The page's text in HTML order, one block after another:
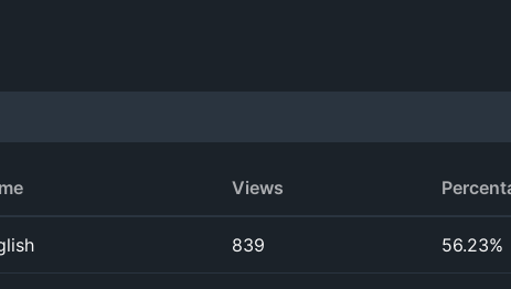
Views
839 56.23%